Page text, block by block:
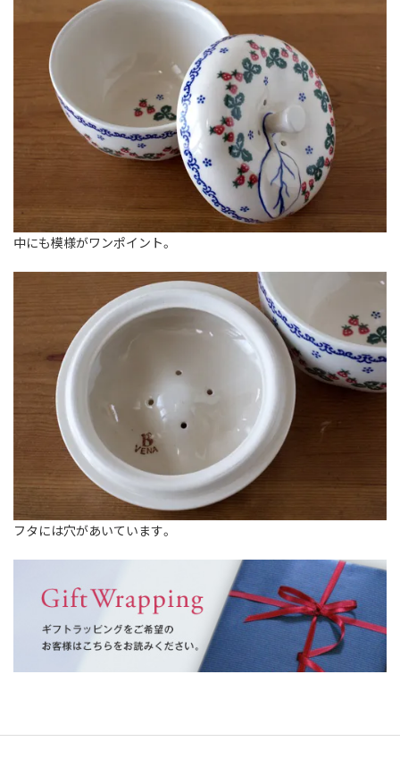
中にも模様がワンポイント。
フタには穴があいています。